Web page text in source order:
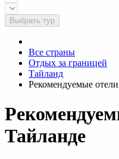
Выбрать тур
Все страны
Отдых за границей
Тайланд
Рекомендуемые
Тайланде